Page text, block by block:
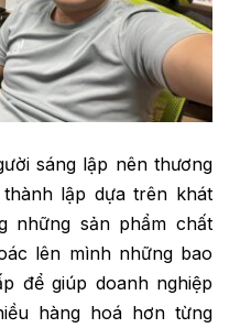
sáng lập nên thương
lập dựa trên khát
những sản phẩm chất
lên mình những bao
để giúp doanh nghiệp
hàng hoá hơn từng